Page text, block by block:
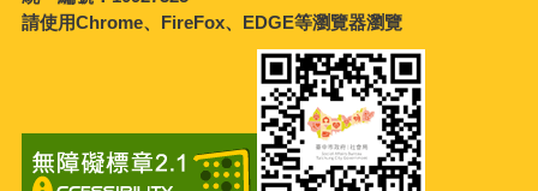
請使用Chrome、FireFox、EDGE等瀏覽器瀏覽